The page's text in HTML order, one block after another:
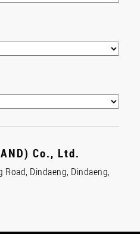
Co., Ltd.
Dindaeng, Dindaeng,